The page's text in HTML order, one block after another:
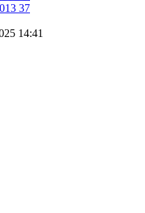
14:41